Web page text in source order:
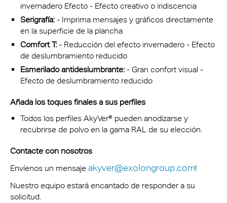
invernadero Efecto - Efecto creativo o iridiscencia
Serigrafía: - Imprima mensajes y gráficos directamente
en la superficie de la plancha
Comfort T: - Reducción del efecto invernadero - Efecto
de deslumbramiento reducido
Esmerilado antideslumbrante: - Gran confort visual -
Efecto de deslumbramiento reducido
Añada los toques finales a sus perfiles
Todos los perfiles AkyVer® pueden anodizarse y
recubrirse de polvo en la gama RAL de su elección.
Contacte con nosotros
Envíenos un mensaje akyver@exolongroup.com!
Nuestro equipo estará encantado de responder a su
solicitud.